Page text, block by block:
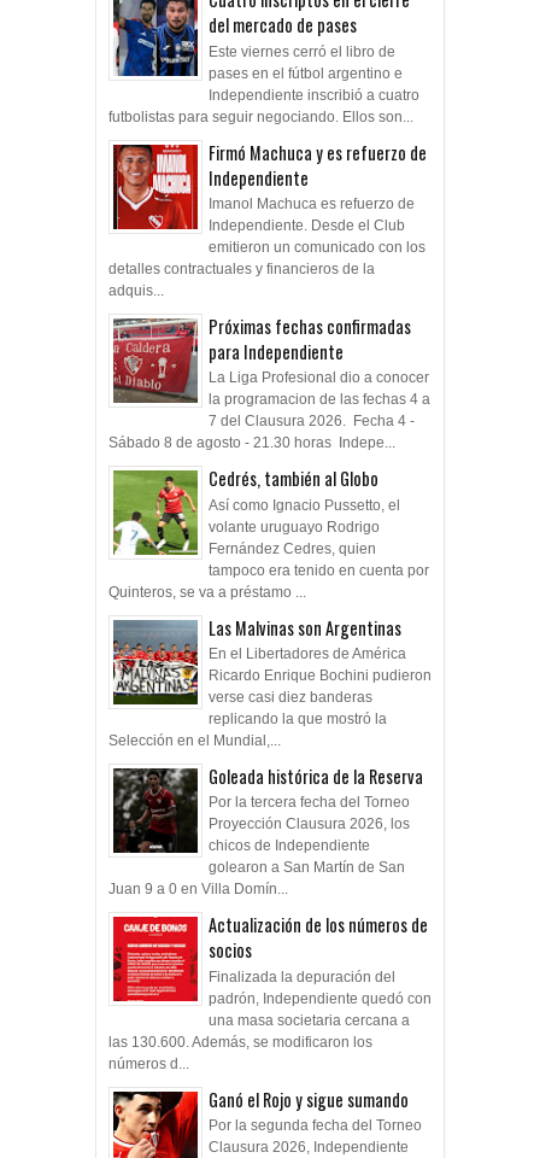
del mercado de pases
Este viernes cerró el libro de
pases en el fútbol argentino e
Independiente inscribió a cuatro
futbolistas para seguir negociando. Ellos son...
Firmó Machuca y es refuerzo de
Independiente
Imanol Machuca es refuerzo de
Independiente. Desde el Club
emitieron un comunicado con los
detalles contractuales y financieros de la
adquis...
Próximas fechas confirmadas
para Independiente
La Liga Profesional dio a conocer
la programacion de las fechas 4 a
7 del Clausura 2026. Fecha 4 -
Sábado 8 de agosto - 21.30 horas Indepe...
Cedrés, también al Globo
Así como Ignacio Pussetto, el
volante uruguayo Rodrigo
Fernández Cedres, quien
tampoco era tenido en cuenta por
Quinteros, se va a préstamo ...
Las Malvinas son Argentinas
En el Libertadores de América
Ricardo Enrique Bochini pudieron
verse casi diez banderas
replicando la que mostró la
Selección en el Mundial,...
Goleada histórica de la Reserva
Por la tercera fecha del Torneo
Proyección Clausura 2026, los
chicos de Independiente
golearon a San Martín de San
Juan 9 a 0 en Villa Domín...
Actualización de los números de
socios
Finalizada la depuración del
padrón, Independiente quedó con
una masa societaria cercana a
las 130.600. Además, se modificaron los
números d...
Ganó el Rojo y sigue sumando
Por la segunda fecha del Torneo
Clausura 2026, Independiente